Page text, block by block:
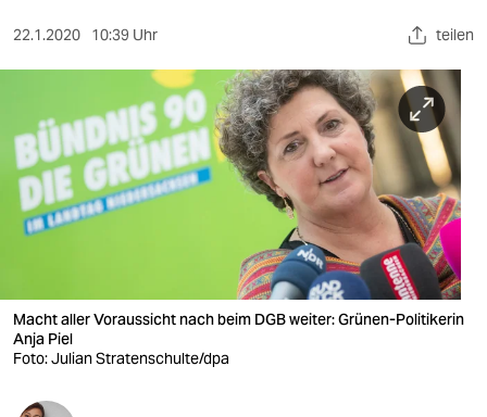
kultur
sport
berlin
nord
wahrheit
verlag
veranstaltungen
shop
22.1.2020 10:39 Uhr teilen
Macht aller Voraussicht nach beim DGB weiter: Grünen-Politikerin
Anja Piel
Foto: Julian Stratenschulte/dpa